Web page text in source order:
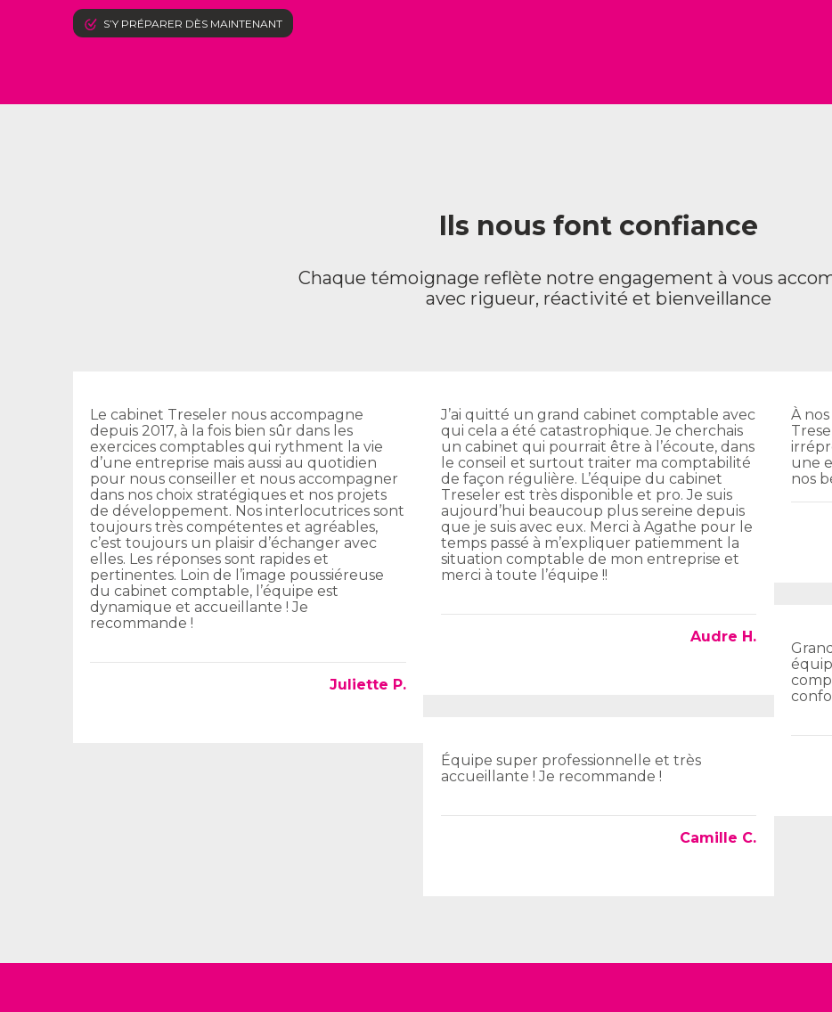
S’Y PRÉPARER DÈS MAINTENANT
Ils nous font confiance
Chaque témoignage reflète notre engagement à vous
avec rigueur, réactivité et bienveillance
Le cabinet Treseler nous accompagne
depuis 2017, à la fois bien sûr dans les
exercices comptables qui rythment la vie
d’une entreprise mais aussi au quotidien
pour nous conseiller et nous accompagner
dans nos choix stratégiques et nos projets
de développement. Nos interlocutrices sont
toujours très compétentes et agréables,
c’est toujours un plaisir d’échanger avec
elles. Les réponses sont rapides et
pertinentes. Loin de l’image poussiéreuse
du cabinet comptable, l’équipe est
dynamique et accueillante ! Je
recommande !
Juliette P.
J’ai quitté un grand cabinet comptable avec
qui cela a été catastrophique. Je cherchais
un cabinet qui pourrait être à l’écoute, dans
le conseil et surtout traiter ma comptabilité
de façon régulière. L’équipe du cabinet
Treseler est très disponible et pro. Je suis
aujourd’hui beaucoup plus sereine depuis
que je suis avec eux. Merci à Agathe pour le
temps passé à m’expliquer patiemment la
situation comptable de mon entreprise et
merci à toute l’équipe !!
Audre H.
Équipe super professionnelle et très
accueillante ! Je recommande !
Camille C.
À
une
nos